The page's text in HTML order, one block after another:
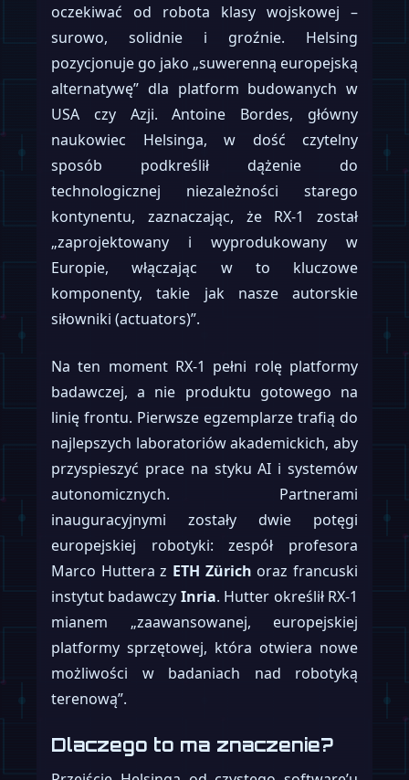
oczekiwać od robota klasy wojskowej –
surowo, solidnie i groźnie. Helsing
pozycjonuje go jako „suwerenną europejską
alternatywę” dla platform budowanych w
USA czy Azji. Antoine Bordes, główny
naukowiec Helsinga, w dość czytelny
sposób podkreślił dążenie do
technologicznej niezależności starego
kontynentu, zaznaczając, że RX-1 został
„zaprojektowany i wyprodukowany w
Europie, włączając w to kluczowe
komponenty, takie jak nasze autorskie
siłowniki (actuators)”.
Na ten moment RX-1 pełni rolę platformy
badawczej, a nie produktu gotowego na
linię frontu. Pierwsze egzemplarze trafią do
najlepszych laboratoriów akademickich, aby
przyspieszyć prace na styku AI i systemów
autonomicznych. Partnerami
inauguracyjnymi zostały dwie potęgi
europejskiej robotyki: zespół profesora
Marco Huttera z ETH Zürich oraz francuski
instytut badawczy Inria. Hutter określił RX-1
mianem „zaawansowanej, europejskiej
platformy sprzętowej, która otwiera nowe
możliwości w badaniach nad robotyką
terenową”.
Dlaczego to ma znaczenie?